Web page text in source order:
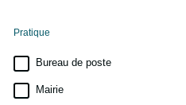
Pratique
Bureau de poste
Mairie